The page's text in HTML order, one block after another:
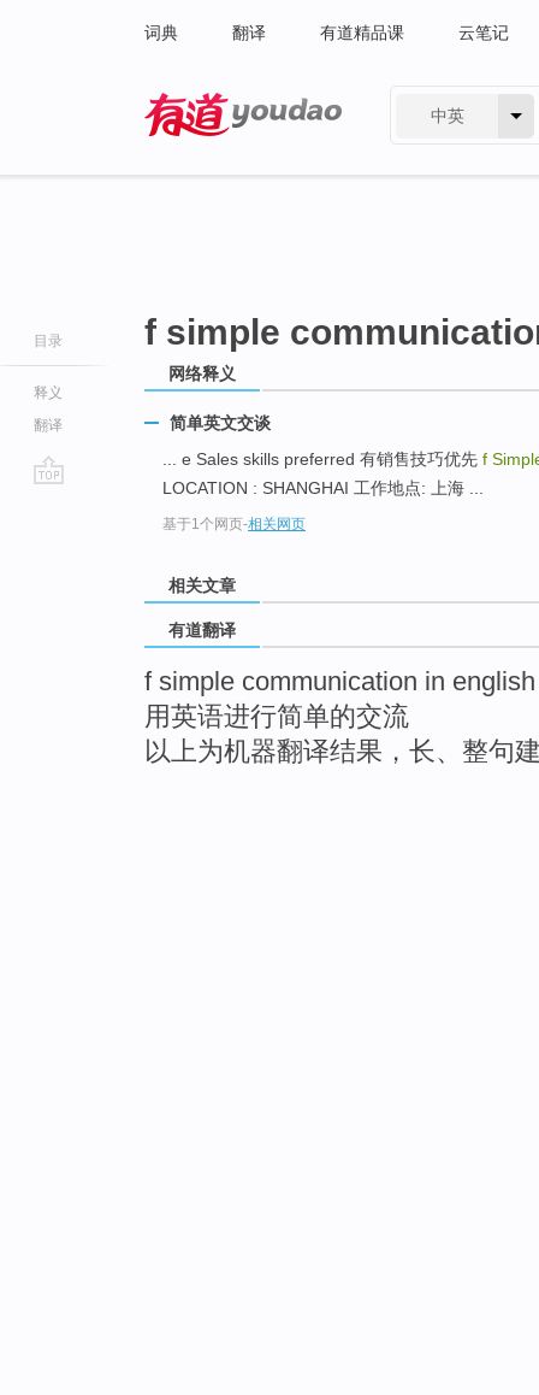
词典 翻译 有道精品课 云笔记
中英
目录
释义
翻译
f simple
网络释义
简单英文交谈
... e Sales skills preferred 有销售技巧优先 f
LOCATION : SHANGHAI 工作地点: 上海 ...
基于1个网页-相关网页
相关文章
有道翻译
f simple communication in english
用英语进行简单的交流
以上为机器翻译结果，长、整句